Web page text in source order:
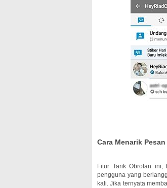
Cara Menarik
Fitur Tarik Obrolan
pengguna yang
kali. Jika ternyata